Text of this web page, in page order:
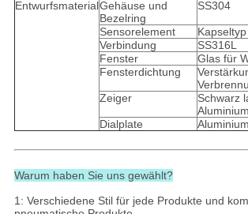
EntwurfsmaterialGehäuse und
Bezelring
SS304
Sensorelement
Verbindung
SS316L
Fenster
Glas für
Fensterdichtung
Zeiger
Schwarz
Aluminium
Dialplate
Warum haben Sie uns gewählt?
1: Verschiedene Stil für jede Produkte und